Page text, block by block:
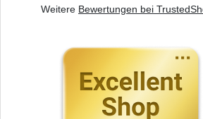
Weitere Bewertungen bei